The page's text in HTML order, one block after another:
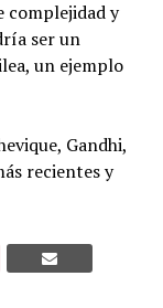
complejidad y
ser un
un ejemplo
Gandhi,
recientes y